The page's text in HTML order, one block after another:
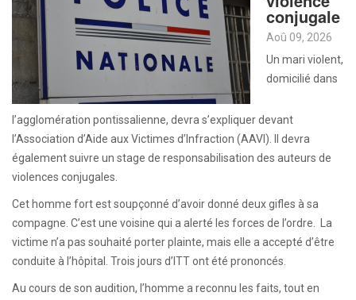
conjugale
Aoû 09, 2026
Un mari violent,
domicilié dans
l’agglomération pontissalienne, devra s’expliquer devant
l’Association d’Aide aux Victimes d’Infraction (AAVI). Il devra
également suivre un stage de responsabilisation des auteurs de
violences conjugales.
Cet homme fort est soupçonné d’avoir donné deux gifles à sa
compagne. C’est une voisine qui a alerté les forces de l’ordre. La
victime n’a pas souhaité porter plainte, mais elle a accepté d’être
conduite à l’hôpital. Trois jours d’ITT ont été prononcés.
Au cours de son audition, l’homme a reconnu les faits, tout en